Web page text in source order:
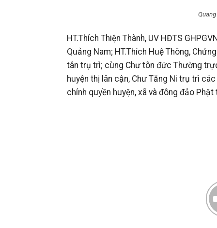
HT.Thích Thiện Thành, UV HĐTS
Quảng Nam; HT.Thích Huệ Thông,
tân trụ trì; cùng Chư tôn đức Thường
huyện thị lân cận, Chư Tăng Ni trụ trì
chính quyền huyện, xã và đông đảo